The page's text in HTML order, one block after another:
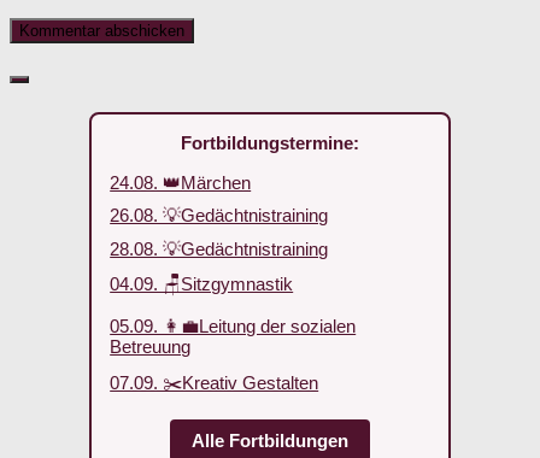
Fortbildungstermine:
24.08. 👑Märchen
26.08. 💡Gedächtnistraining
28.08. 💡Gedächtnistraining
04.09. 🪑Sitzgymnastik
05.09. 👩‍💼Leitung der sozialen
Betreuung
07.09. ✂️Kreativ Gestalten
Alle Fortbildungen